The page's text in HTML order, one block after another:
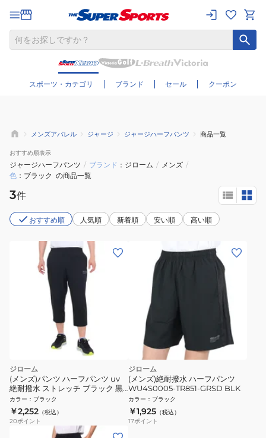
スポーツ・カテゴリ ブランド セール クーポン
さらに絞り込む
メンズアパレル ジャージ ジャージハーフパンツ 商品一覧
おすすめ順表示
ジャージハーフパンツ / ブランド ジローム / メンズ /
色
ブラック の商品一覧
3件
おすすめ順 人気順 新着順 安い順 高い順
ジローム
(メンズ)パンツ ハーフパンツ uv
絶耐撥水 ストレッチ ブラック 黒
STCROSSWU クロップドパンツ
WU4S0003-TR851-GRSD BLK
カラー ： ブラック
￥2,252 （税込）
20ポイント
ジローム
(メンズ)絶耐撥水 ハーフパンツ
WU4S0005-TR851-GRSD BLK
カラー ： ブラック
￥1,925 （税込）
17ポイント